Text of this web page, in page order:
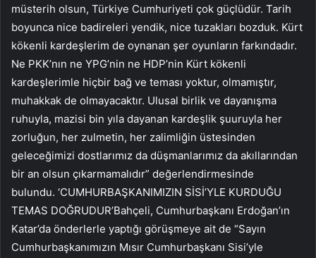
müsterih olsun, Türkiye Cumhuriyeti çok güçlüdür. Tarih
boyunca nice badireleri yendik, nice tuzakları bozduk. Kürt
kökenli kardeşlerim de oynanan şer oyunların farkındadır.
Ne PKK’nın ne YPG’nin ne HDP’nin Kürt kökenli
kardeşlerimle hiçbir bağ ve teması yoktur, olmamıştır,
muhakkak de olmayacaktır. Ulusal birlik ve dayanışma
ruhuyla, mazisi bin yıla dayanan kardeşlik şuuruyla her
zorluğun, her zulmetin, her zalimliğin üstesinden
geleceğimizi dostlarımız da düşmanlarımız da akıllarından
bir an olsun çıkarmamalıdır” değerlendirmesinde
bulundu. ‘CUMHURBAŞKANIMIZIN SİSİ’YLE KURDUĞU
TEMAS DOĞRUDUR’Bahçeli, Cumhurbaşkanı Erdoğan’ın
Katar’da önderlerle yaptığı görüşmeye ait de “Sayın
Cumhurbaşkanımızın Mısır Cumhurbaşkanı Sisi’yle